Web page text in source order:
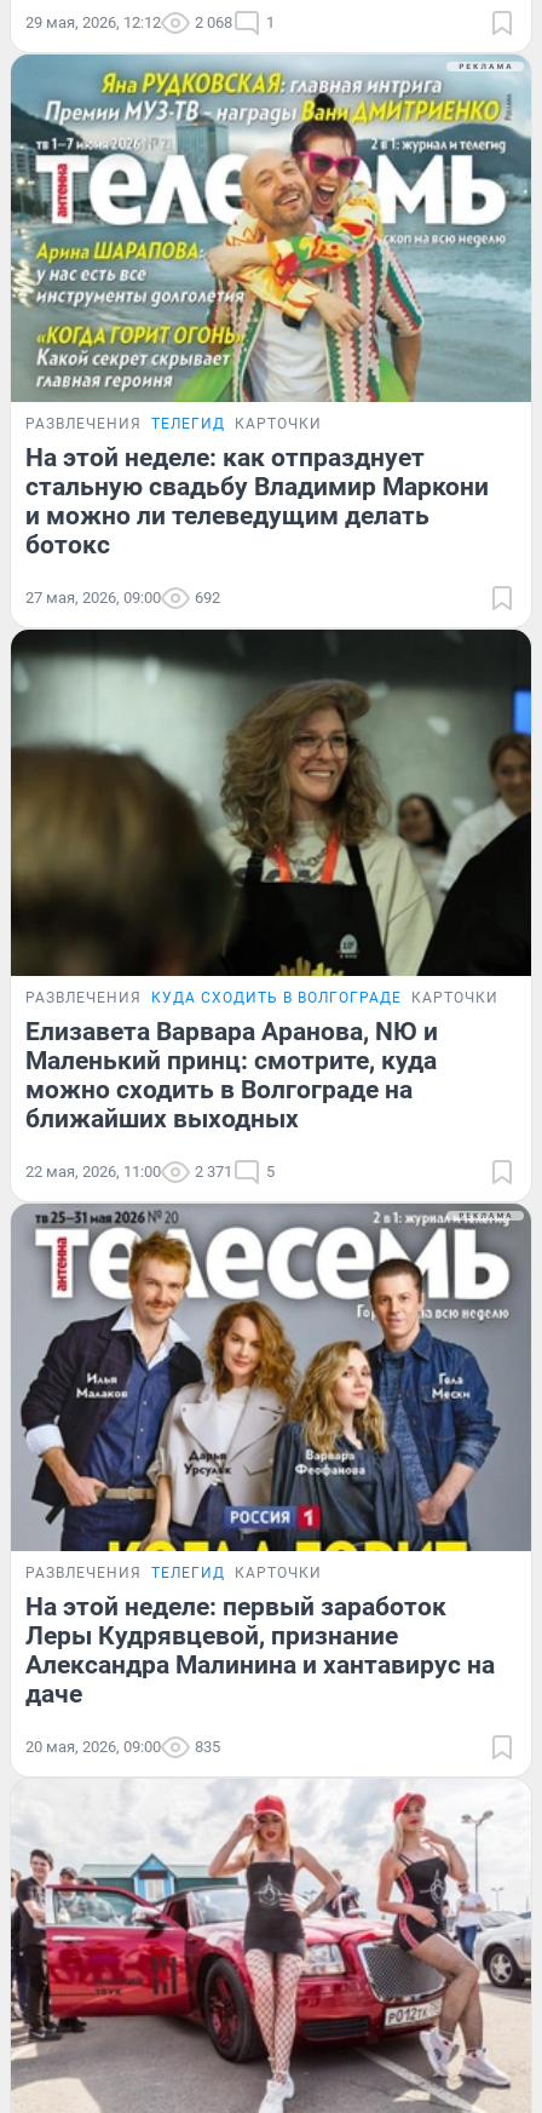
29 мая, 2026, 12:12 2 068 1
РАЗВЛЕЧЕНИЯ ТЕЛЕГИД КАРТОЧКИ
На этой неделе: как отпразднует
стальную свадьбу Владимир Маркони
и можно ли телеведущим делать
ботокс
27 мая, 2026, 09:00 692
РАЗВЛЕЧЕНИЯ КУДА СХОДИТЬ В ВОЛГОГРАДЕ КАРТОЧКИ
Елизавета Варвара Аранова, NЮ и
Маленький принц: смотрите, куда
можно сходить в Волгограде на
ближайших выходных
22 мая, 2026, 11:00 2 371 5
РАЗВЛЕЧЕНИЯ ТЕЛЕГИД КАРТОЧКИ
На этой неделе: первый заработок
Леры Кудрявцевой, признание
Александра Малинина и хантавирус на
даче
20 мая, 2026, 09:00 835